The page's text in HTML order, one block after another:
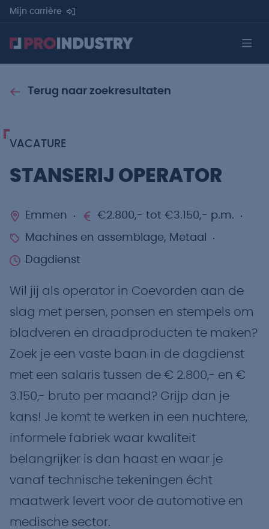
Mijn carrière
Terug naar zoekresultaten
VACATURE
STANSERIJ OPERATOR
Emmen €2.800,- tot €3.150,- p.m.
Machines en assemblage, Metaal
Dagdienst
Wil jij als operator in Coevorden aan de
slag met persen, ponsen en stempels om
bladveren en draadproducten te maken?
Zoek je een vaste baan in de dagdienst
met een salaris tussen de € 2.800,- en €
3.150,- bruto per maand? Grijp dan je
kans! Je komt te werken in een nuchtere,
informele fabriek waar kwaliteit
belangrijker is dan haast en waar je
vanaf technische tekeningen écht
maatwerk levert voor de automotive en
medische sector.